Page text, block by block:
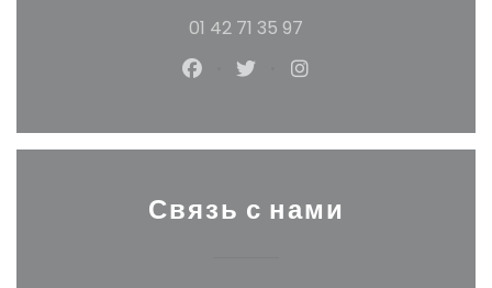
01 42 71 35 97
Facebook ((открывается в
Twitter ((открывается в
Instagram
Связь с нами